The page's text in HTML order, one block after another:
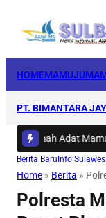
HOMEMAMUJU
PT. BIMANTARA
Rumah Adat Mamuju|
Berita Baru Info
Home » Berita »
Polresta